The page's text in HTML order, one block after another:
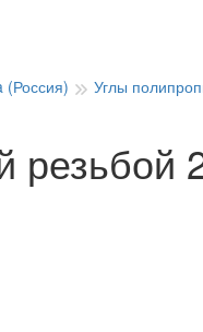
(Россия) Углы
резьбой